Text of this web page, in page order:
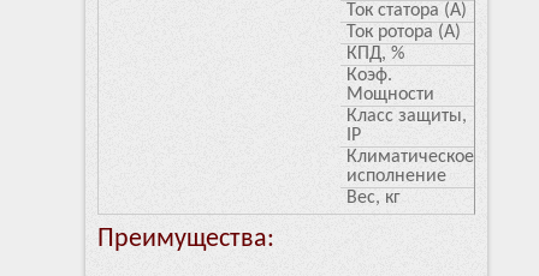
Ток статора (А)
Ток ротора (А)
КПД, %
Коэф.
Мощности
Класс защиты,
IP
Климатическое
исполнение
Вес, кг
Преимущества: